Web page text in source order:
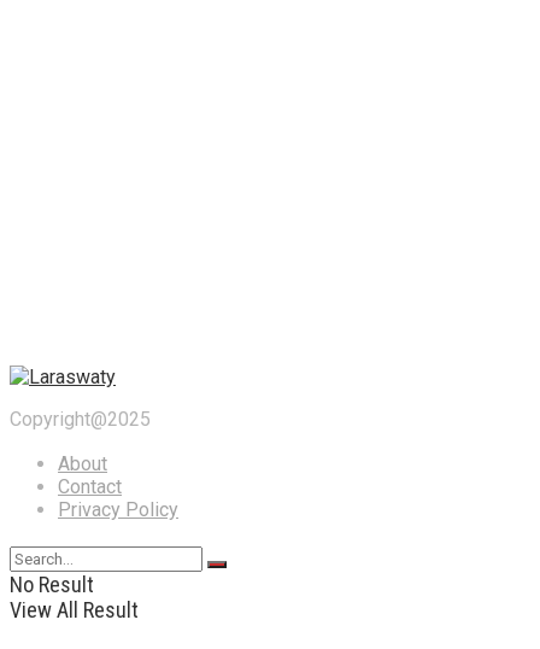
Copyright@2025
About
Contact
Privacy Policy
No Result
View All Result